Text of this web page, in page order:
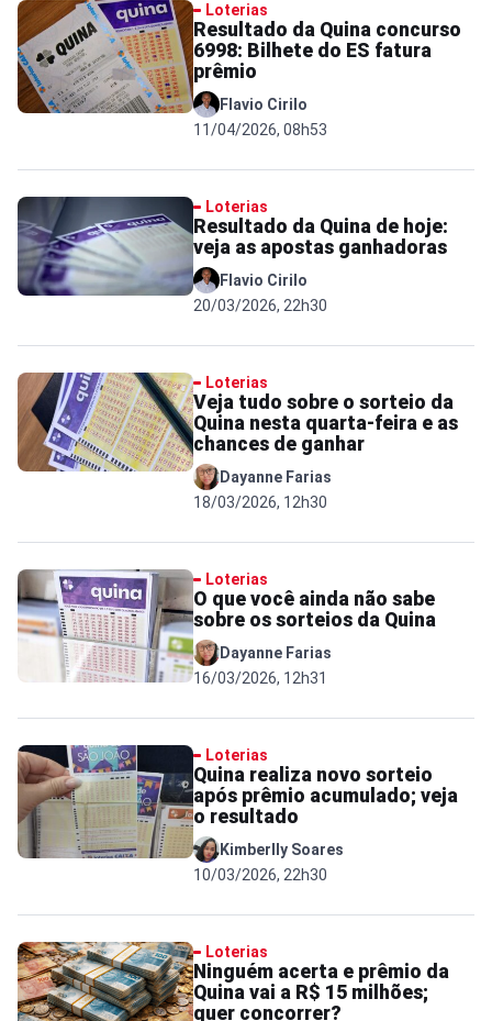
Loterias
Resultado da Quina concurso
6998: Bilhete do ES fatura
prêmio
Flavio Cirilo
11/04/2026, 08h53
Loterias
Resultado da Quina de hoje:
veja as apostas ganhadoras
Flavio Cirilo
20/03/2026, 22h30
Loterias
Veja tudo sobre o sorteio da
Quina nesta quarta-feira e as
chances de ganhar
Dayanne Farias
18/03/2026, 12h30
Loterias
O que você ainda não sabe
sobre os sorteios da Quina
Dayanne Farias
16/03/2026, 12h31
Loterias
Quina realiza novo sorteio
após prêmio acumulado; veja
o resultado
Kimberlly Soares
10/03/2026, 22h30
Loterias
Ninguém acerta e prêmio da
Quina vai a R$ 15 milhões;
quer concorrer?